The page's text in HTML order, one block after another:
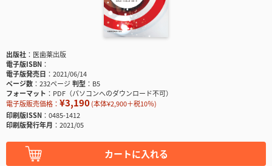
出版社
医歯薬出版
電子版ISBN
電子版発売日
2021/06/14
ページ数
232ページ判型
B5
フォーマット
PDF（パソコンへのダウンロード不可）
電子版販売価格： ¥3,190(本体¥2,900＋税10％)
印刷版ISSN
0485-1412
印刷版発行年月
2021/05
カートに入れる